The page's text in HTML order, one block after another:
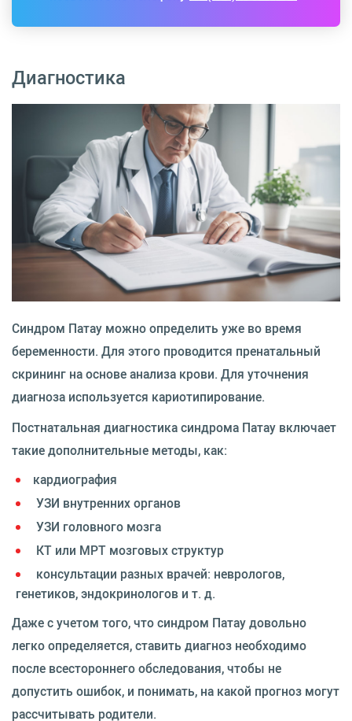
Диагностика
Синдром Патау можно определить уже во время
беременности. Для этого проводится пренатальный
скрининг на основе анализа крови. Для уточнения
диагноза используется кариотипирование.
Постнатальная диагностика синдрома Патау включает
такие дополнительные методы, как:
кардиография
УЗИ внутренних органов
УЗИ головного мозга
КТ или МРТ мозговых структур
консультации разных врачей: неврологов,
генетиков, эндокринологов и т. д.
Даже с учетом того, что синдром Патау довольно
легко определяется, ставить диагноз необходимо
после всестороннего обследования, чтобы не
допустить ошибок, и понимать, на какой прогноз могут
рассчитывать родители.